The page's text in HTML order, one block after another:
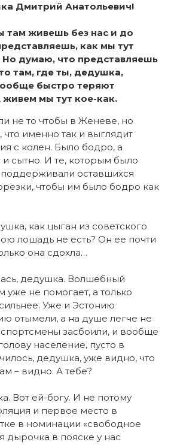
Дмитрий Анатольевич!
там живешь без нас и до
как мы тут
Но думаю, что представляешь
там, где ты, дедушка,
быстро теряют
живем мы тут кое-как.
не то чтобы в Женеве, но
что именно так и выглядит
с колен. Было бодро, а
сытно. И те, которым было
оставшихся
чтобы им было бодро как
как цыган из советского
лошадь не есть? Он ее почти
она сдохла…
дедушка. Волшебный
уже не помогает, а только
Уже и Эстонию
отымели, а на душе легче не
спортсмены засбоили, и вообще
население, пусто в
дедушка, уже видно, что
– видно. А тебе?
Вот ей-богу. И не потому
и первое место в
в номинации «свободное
дырочка в пояске у нас